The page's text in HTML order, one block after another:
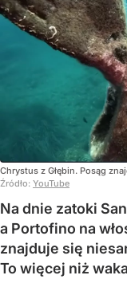
Chrystus z Głębin. Posąg
Źródło: YouTube
Na dnie zatoki
a Portofino na
znajduje się
To więcej niż